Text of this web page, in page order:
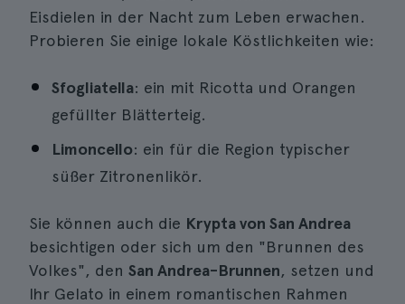
Eisdielen in der Nacht zum Leben erwachen.
Probieren Sie einige lokale Köstlichkeiten wie:
Sfogliatella: ein mit Ricotta und Orangen
gefüllter Blätterteig.
Limoncello: ein für die Region typischer
süßer Zitronenlikör.
Sie können auch die Krypta von San Andrea
besichtigen oder sich um den "Brunnen des
Volkes", den San Andrea-Brunnen, setzen und
Ihr Gelato in einem romantischen Rahmen